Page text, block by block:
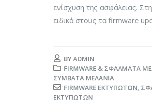
ενίσχυση της ασφάλειας.
ειδικά στους τα firmware
BYADMIN
FIRMWARE & ΣΦΆΛΜΑΤΑ
ΣΥΜΒΑΤΆ ΜΕΛΆΝΙΑ
FIRMWARE ΕΚΤΥΠΩΤΏΝ,
ΕΚΤΥΠΩΤΏΝ